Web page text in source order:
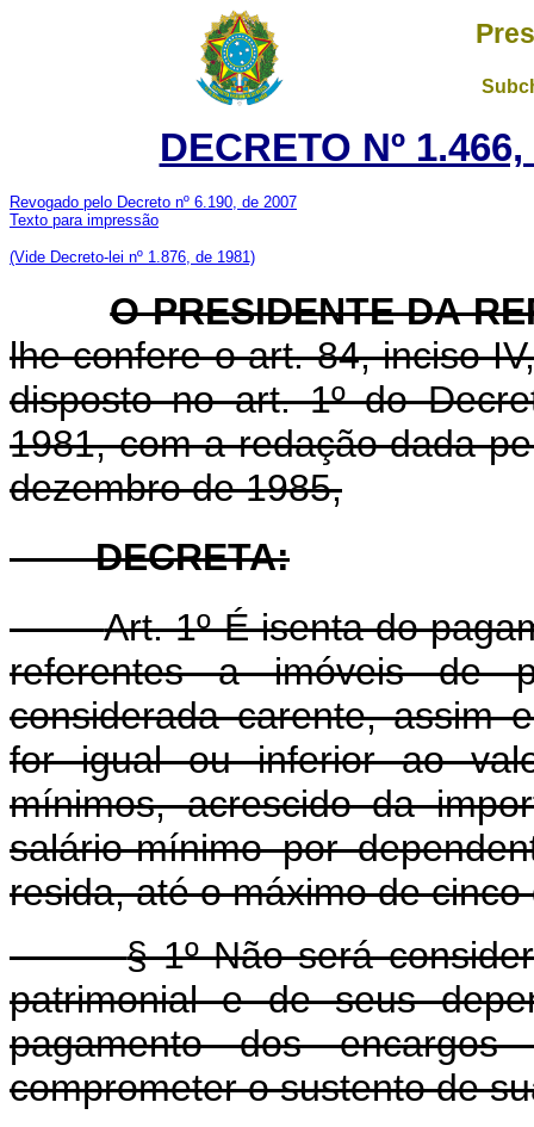
DECRETO Nº
Revogado pelo Decreto nº 6.190, de 2007
Texto para impressão
(Vide Decreto-lei nº 1.876, de 1981)
O PRESIDENTE DA
lhe confere o art. 84, inciso
disposto no art. 1º do
1981, com a redação dada
dezembro de 1985,
DECRETA:
Art. 1º É isenta do
referentes a imóveis de
considerada carente, assim
for igual ou inferior ao
mínimos, acrescido da
salário-mínimo por
resida, até o máximo de
§ 1º Não será
patrimonial e de seus
pagamento dos
comprometer o sustento de